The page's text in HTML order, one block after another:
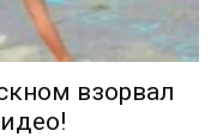
взорвал